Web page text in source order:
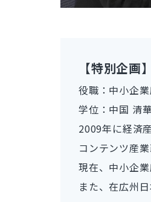
【特別企画
役職：中小企
学位：中国 清
2009年に経済
コンテンツ産
現在、中小企
また、在広州